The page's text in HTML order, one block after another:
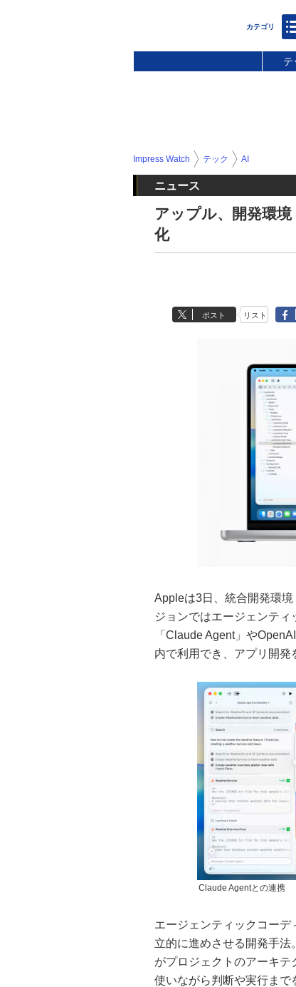
テ
Impress Watch テック AI
ニュース
アップル、開発環
化
ポスト リスト
Appleは3日、統合開発環
ジョンではエージェンテ
「Claude Agent」や
内で利用でき、アプリ開発
Claude Agentとの連携
エージェンティックコー
立的に進めさせる開発手法
がプロジェクトのアーキ
使いながら判断や実行まで